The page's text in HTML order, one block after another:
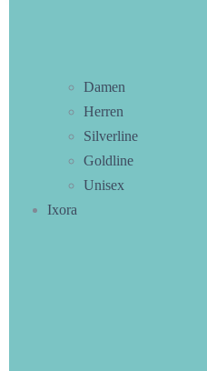
Damen
Herren
Silverline
Goldline
Unisex
Ixora
Zusätzliche Information
Gewicht